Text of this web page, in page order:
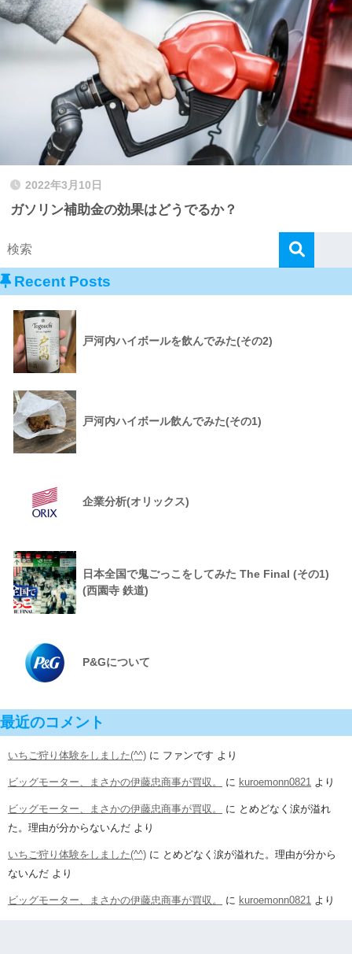
2022年3月10日
ガソリン補助金の効果はどうでるか？
Recent Posts
戸河内ハイボールを飲んでみた(その2)
戸河内ハイボール飲んでみた(その1)
企業分析(オリックス)
日本全国で鬼ごっこをしてみた The Final (その1)
(西園寺 鉄道)
P&Gについて
最近のコメント
いちご狩り体験をしました(^^) に ファンです より
ビッグモーター、まさかの伊藤忠商事が買収。 に kuroemonn0821 より
ビッグモーター、まさかの伊藤忠商事が買収。 に とめどなく涙が溢れ
た。理由が分からないんだ より
いちご狩り体験をしました(^^) に とめどなく涙が溢れた。理由が分から
ないんだ より
ビッグモーター、まさかの伊藤忠商事が買収。 に kuroemonn0821 より